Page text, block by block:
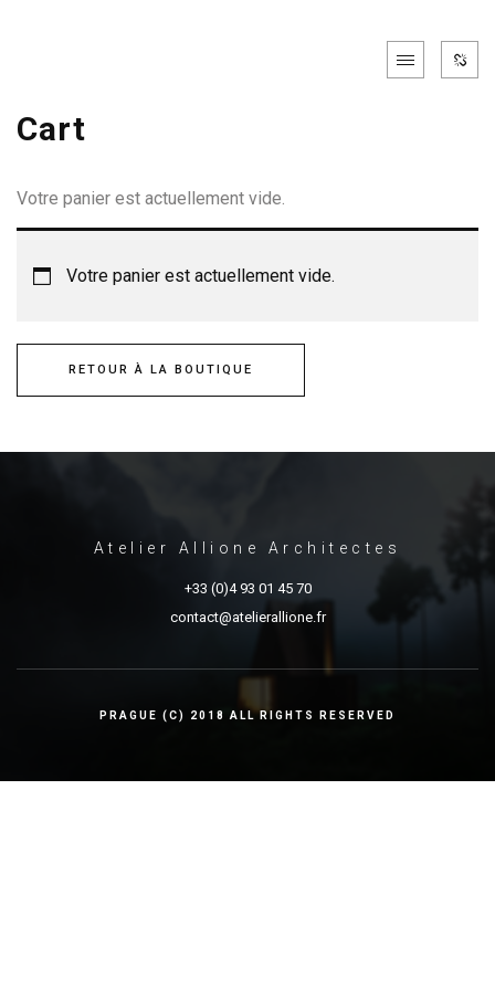
Cart
Votre panier est actuellement vide.
Votre panier est actuellement vide.
RETOUR À LA BOUTIQUE
Atelier Allione Architectes
+33 (0)4 93 01 45 70
contact@atelierallione.fr
PRAGUE (C) 2018 ALL RIGHTS RESERVED